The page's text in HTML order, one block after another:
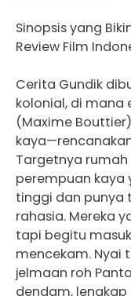
Sinopsis yang
Review Film
Cerita Gundik
kolonial, di
(Maxime
Targetnya rumah
perempuan kaya
tinggi dan punya
rahasia. Mereka
tapi begitu
mencekam. Nyai
jelmaan roh
dendam,